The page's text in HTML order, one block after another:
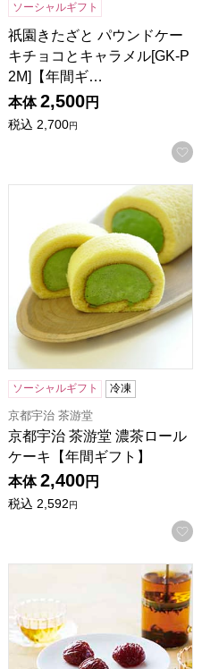
気に入りに登録する
ソーシャルギフト
祇園きたざと パウンドケー
キチョコとキャラメル[GK-P
2M]【年間ギ…
本体 2,500円
税込 2,700円
)[PL]【年間ギフト】
気に入りに登録する
京都宇治 茶游堂 濃茶ロール
ソーシャルギフト 冷凍
京都宇治 茶游堂
京都宇治 茶游堂 濃茶ロール
ケーキ【年間ギフト】
本体 2,400円
税込 2,592円
イ(プレーン7枚入)[L-24]【年
東京風月堂 マロングラッセ